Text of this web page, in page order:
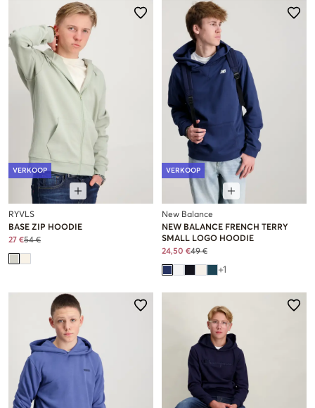
VERKOOP
RYVLS
BASE ZIP HOODIE
27 €54 €
VERKOOP
New Balance
NEW BALANCE FRENCH TERRY
SMALL LOGO HOODIE
24,50 €49 €
+1